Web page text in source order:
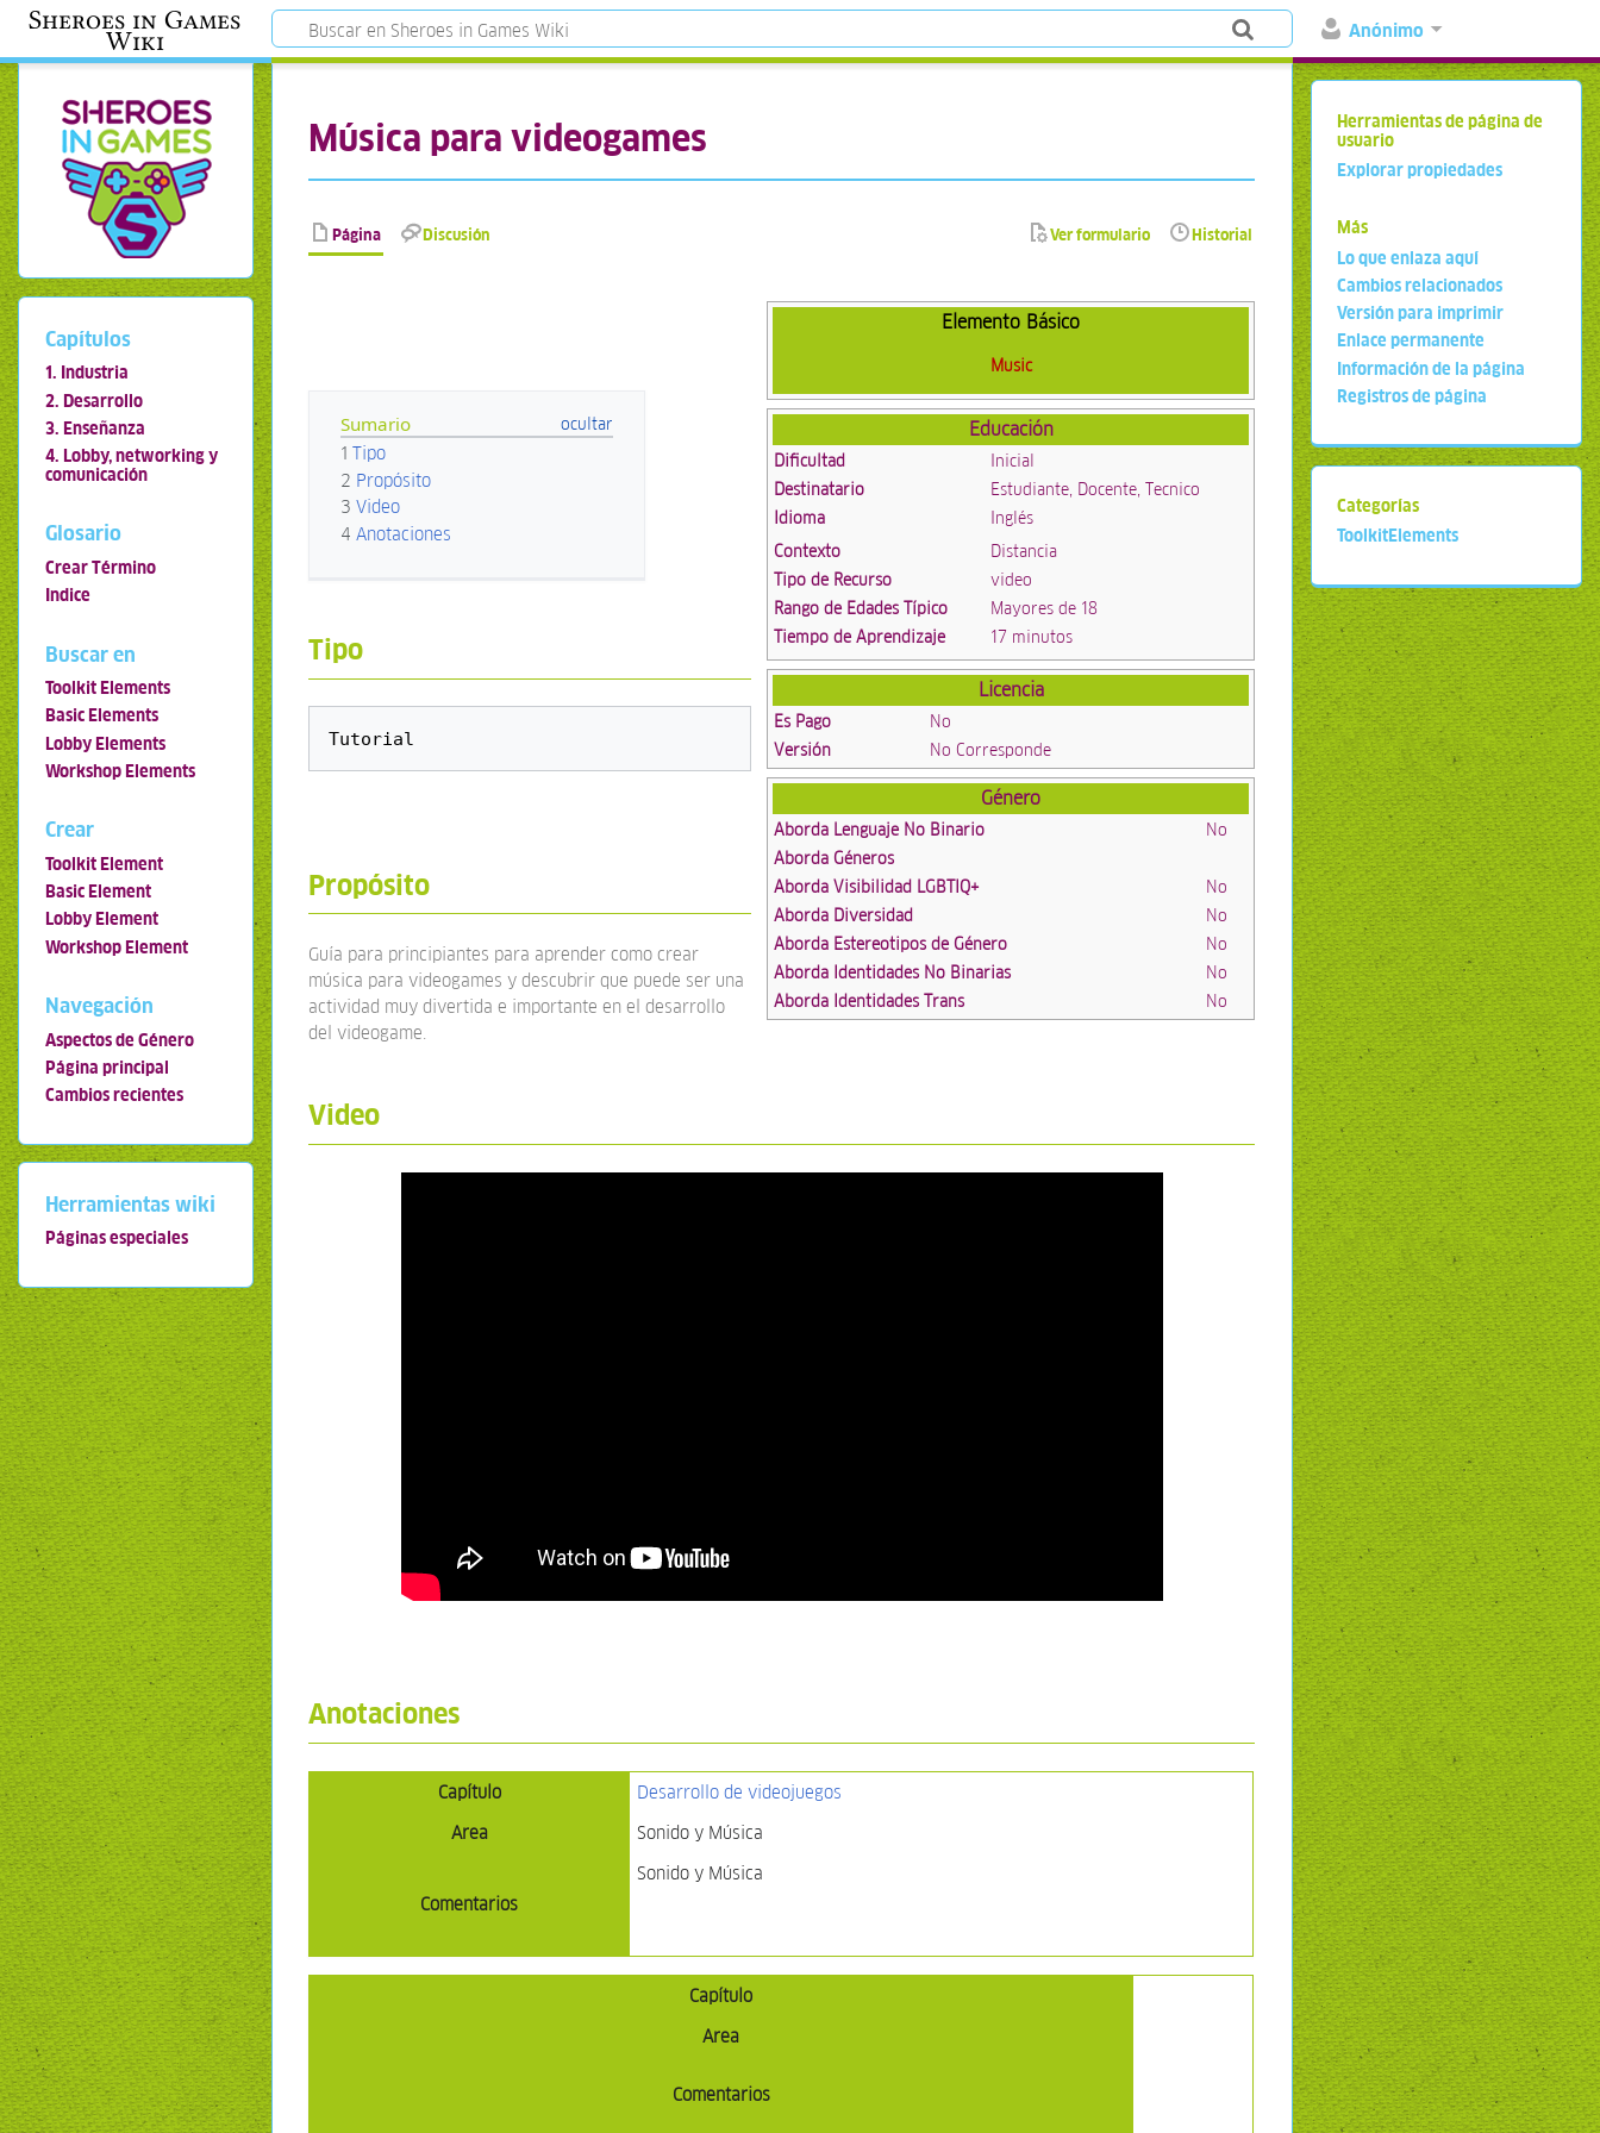
Anónimo
Sheroes in Games
Wiki
Música para videogames
Página Discusión Ver formulario Historial
Elemento Básico
Music
Educación
Dificultad
Inicial
Destinatario
Estudiante, Docente, Tecnico
Idioma
Inglés
Contexto
Distancia
Tipo de Recurso
video
Rango de Edades Típico
Mayores de 18
Tiempo de Aprendizaje
17 minutos
Licencia
Es Pago
No
Versión
No Corresponde
Género
Aborda Lenguaje No Binario
No
Aborda Géneros
Aborda Visibilidad LGBTIQ+
No
Aborda Diversidad
No
Aborda Estereotipos de Género
No
Aborda Identidades No Binarias
No
Aborda Identidades Trans
No
Sumario
1 Tipo
2 Propósito
3 Video
4 Anotaciones
Tipo
Propósito
Guía para principiantes para aprender como crear
música para videogames y descubrir que puede ser una
actividad muy divertida e importante en el desarrollo
del videogame.
Video
Anotaciones
Capítulo
Desarrollo de videojuegos
Area
Sonido y Música
Comentarios
Sonido y Música
Capítulo
Area
Comentarios
Capítulos
1. Industria
2. Desarrollo
3. Enseñanza
4. Lobby, networking y
comunicación
Glosario
Crear Término
Indice
Buscar en
Toolkit Elements
Basic Elements
Lobby Elements
Workshop Elements
Crear
Toolkit Element
Basic Element
Lobby Element
Workshop Element
Navegación
Aspectos de Género
Página principal
Cambios recientes
Herramientas wiki
Páginas especiales
Herramientas de página de
usuario
Explorar propiedades
Más
Lo que enlaza aquí
Cambios relacionados
Versión para imprimir
Enlace permanente
Información de la página
Registros de página
Categorías
ToolkitElements